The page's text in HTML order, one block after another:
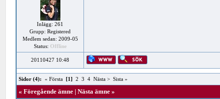
Inlägg: 261
Grupp: Registered
Medlem sedan: 2009-05
Status: Offline
20110427 10:48
Sidor (4): « Första [1] 2 3 4 Nästa > Sista »
«Föregående ämne |Nästa ämne »